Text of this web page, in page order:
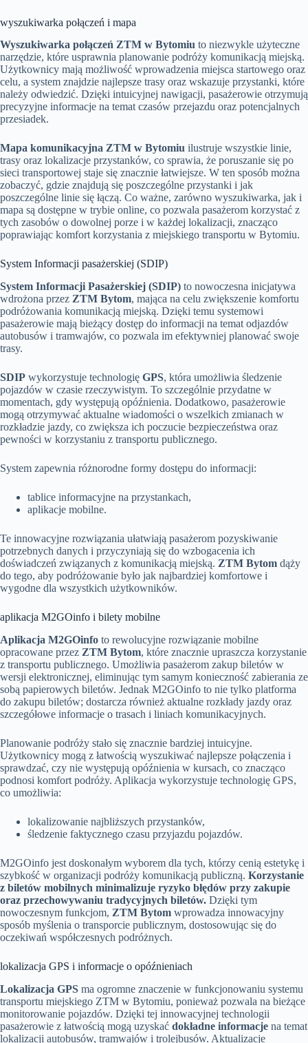
wyszukiwarka połączeń i mapa
Wyszukiwarka połączeń ZTM w Bytomiu to niezwykle użyteczne
narzędzie, które usprawnia planowanie podróży komunikacją miejską.
Użytkownicy mają możliwość wprowadzenia miejsca startowego oraz
celu, a system znajdzie najlepsze trasy oraz wskazuje przystanki, które
należy odwiedzić. Dzięki intuicyjnej nawigacji, pasażerowie otrzymują
precyzyjne informacje na temat czasów przejazdu oraz potencjalnych
przesiadek.
Mapa komunikacyjna ZTM w Bytomiu ilustruje wszystkie linie,
trasy oraz lokalizacje przystanków, co sprawia, że poruszanie się po
sieci transportowej staje się znacznie łatwiejsze. W ten sposób można
zobaczyć, gdzie znajdują się poszczególne przystanki i jak
poszczególne linie się łączą. Co ważne, zarówno wyszukiwarka, jak i
mapa są dostępne w trybie online, co pozwala pasażerom korzystać z
tych zasobów o dowolnej porze i w każdej lokalizacji, znacząco
poprawiając komfort korzystania z miejskiego transportu w Bytomiu.
System Informacji pasażerskiej (SDIP)
System Informacji Pasażerskiej (SDIP) to nowoczesna inicjatywa
wdrożona przez ZTM Bytom, mająca na celu zwiększenie komfortu
podróżowania komunikacją miejską. Dzięki temu systemowi
pasażerowie mają bieżący dostęp do informacji na temat odjazdów
autobusów i tramwajów, co pozwala im efektywniej planować swoje
trasy.
SDIP wykorzystuje technologię GPS, która umożliwia śledzenie
pojazdów w czasie rzeczywistym. To szczególnie przydatne w
momentach, gdy występują opóźnienia. Dodatkowo, pasażerowie
mogą otrzymywać aktualne wiadomości o wszelkich zmianach w
rozkładzie jazdy, co zwiększa ich poczucie bezpieczeństwa oraz
pewności w korzystaniu z transportu publicznego.
System zapewnia różnorodne formy dostępu do informacji:
tablice informacyjne na przystankach,
aplikacje mobilne.
Te innowacyjne rozwiązania ułatwiają pasażerom pozyskiwanie
potrzebnych danych i przyczyniają się do wzbogacenia ich
doświadczeń związanych z komunikacją miejską. ZTM Bytom dąży
do tego, aby podróżowanie było jak najbardziej komfortowe i
wygodne dla wszystkich użytkowników.
aplikacja M2GOinfo i bilety mobilne
Aplikacja M2GOinfo to rewolucyjne rozwiązanie mobilne
opracowane przez ZTM Bytom, które znacznie upraszcza korzystanie
z transportu publicznego. Umożliwia pasażerom zakup biletów w
wersji elektronicznej, eliminując tym samym konieczność zabierania ze
sobą papierowych biletów. Jednak M2GOinfo to nie tylko platforma
do zakupu biletów; dostarcza również aktualne rozkłady jazdy oraz
szczegółowe informacje o trasach i liniach komunikacyjnych.
Planowanie podróży stało się znacznie bardziej intuicyjne.
Użytkownicy mogą z łatwością wyszukiwać najlepsze połączenia i
sprawdzać, czy nie występują opóźnienia w kursach, co znacząco
podnosi komfort podróży. Aplikacja wykorzystuje technologię GPS,
co umożliwia:
lokalizowanie najbliższych przystanków,
śledzenie faktycznego czasu przyjazdu pojazdów.
M2GOinfo jest doskonałym wyborem dla tych, którzy cenią estetykę i
szybkość w organizacji podróży komunikacją publiczną. Korzystanie
z biletów mobilnych minimalizuje ryzyko błędów przy zakupie
oraz przechowywaniu tradycyjnych biletów. Dzięki tym
nowoczesnym funkcjom, ZTM Bytom wprowadza innowacyjny
sposób myślenia o transporcie publicznym, dostosowując się do
oczekiwań współczesnych podróżnych.
lokalizacja GPS i informacje o opóźnieniach
Lokalizacja GPS ma ogromne znaczenie w funkcjonowaniu systemu
transportu miejskiego ZTM w Bytomiu, ponieważ pozwala na bieżące
monitorowanie pojazdów. Dzięki tej innowacyjnej technologii
pasażerowie z łatwością mogą uzyskać dokładne informacje na temat
lokalizacji autobusów, tramwajów i trolejbusów. Aktualizacje